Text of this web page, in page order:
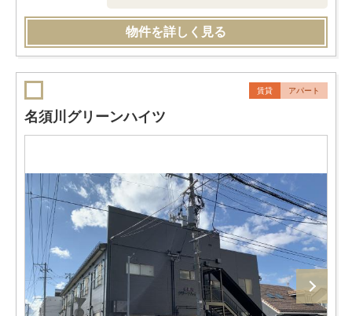
物件を詳しく見る
賃貸 アパート
名須川グリーンハイツ